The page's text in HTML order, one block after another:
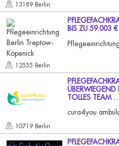
13189 Berlin
BIS ZU 59.003 €
12555 Berlin
ÜBERWIEGEND
TOLLES TEAM
cura4you
10719 Berlin